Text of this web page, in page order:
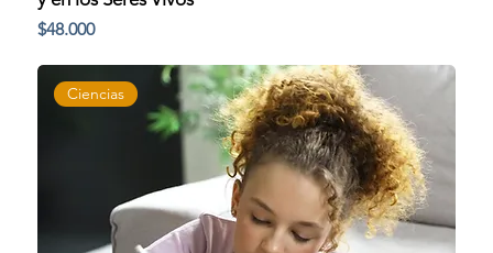
Precio
$48.000
Ciencias